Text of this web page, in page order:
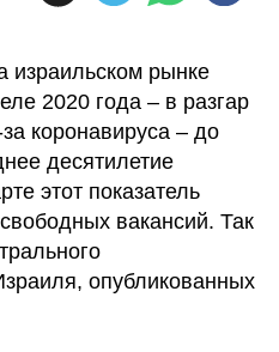
израильском рынке
2020 года – в разгар
коронавируса – до
десятилетие
этот показатель
вакансий. Так
опубликованных